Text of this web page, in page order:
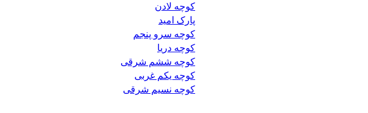
کوچه لادن
پارک امید
کوچه سرو پنجم
کوچه دریا
کوچه ششم شرقی
کوچه یکم غربی
کوچه نسیم شرقی